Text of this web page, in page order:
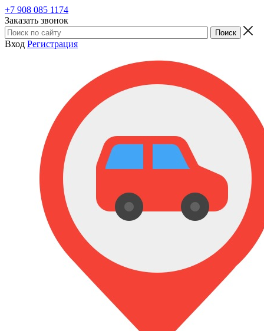
+7 908 085 1174
Заказать звонок
Вход Регистрация